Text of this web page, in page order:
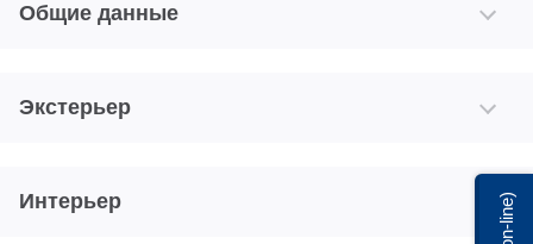
Общие данные
Экстерьер
Интерьер